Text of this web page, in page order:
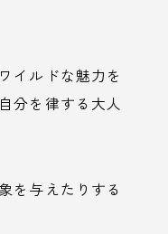
イルドな魅力を
分を律する大人
を与えたりする